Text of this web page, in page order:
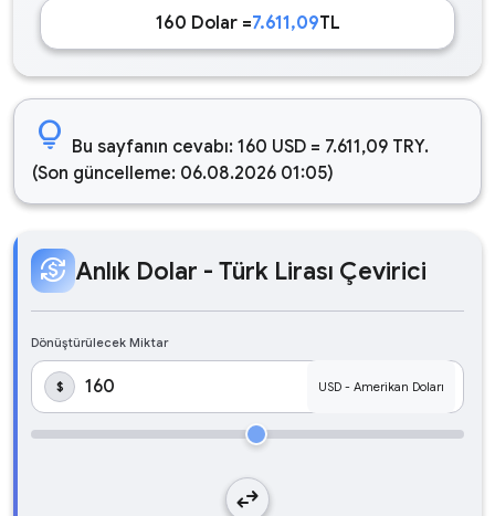
160 Dolar =7.611,09TL
lightbulb Bu sayfanın cevabı: 160 USD = 7.611,09 TRY.
(Son güncelleme: 06.08.2026 01:05)
currency_exchange Anlık Dolar - Türk Lirası Çevirici
Dönüştürülecek Miktar
$
swap_horiz